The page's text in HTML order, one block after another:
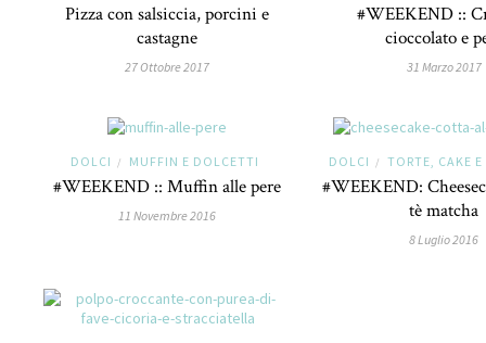
Pizza con salsiccia, porcini e
castagne
27 Ottobre 2017
#WEEKEND ::
cioccolato e
31 Marzo 2017
DOLCI / MUFFIN E DOLCETTI
#WEEKEND :: Muffin alle pere
11 Novembre 2016
DOLCI / TORTE, CAKE E
#WEEKEND:
tè matcha
8 Luglio 2016